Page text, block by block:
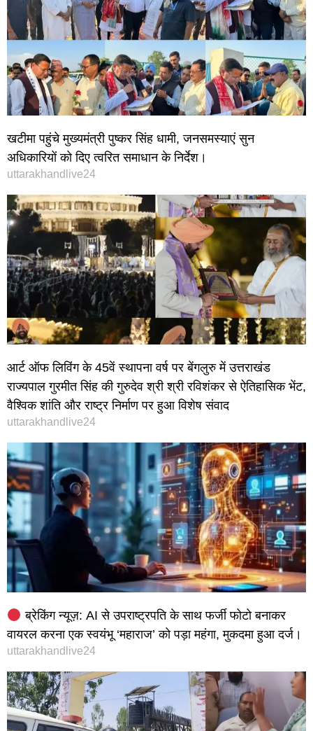
खटीमा पहुंचे मुख्यमंत्री पुष्कर सिंह धामी, जनसमस्याएं सुन
अधिकारियों को दिए त्वरित समाधान के निर्देश।
uttarakhandlive24
आर्ट ऑफ लिविंग के 45वें स्थापना वर्ष पर बेंगलुरु में उत्तराखंड
राज्यपाल गुरमीत सिंह की गुरुदेव श्री श्री रविशंकर से ऐतिहासिक भेंट,
वैश्विक शांति और राष्ट्र निर्माण पर हुआ विशेष संवाद
uttarakhandlive24
ब्रेकिंग न्यूज़: AI से उपराष्ट्रपति के साथ फर्जी फोटो बनाकर
वायरल करना एक स्वयंभू ‘महाराज’ को पड़ा महंगा, मुकदमा हुआ दर्ज।
uttarakhandlive24